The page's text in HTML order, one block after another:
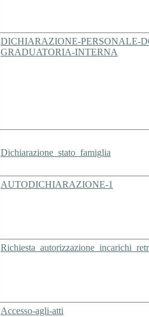
DICHIARAZIONE-PERSONALE-
GRADUATORIA-INTERNA
Dichiarazione_stato_famiglia
AUTODICHIARAZIONE-1
Accesso-agli-atti